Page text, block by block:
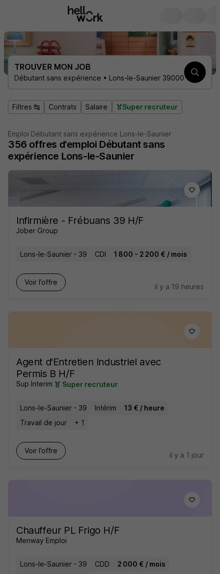
TROUVER MON JOB
Débutant sans expérience • Lons-le-Saunier 39000
Filtres Contrats Salaire Super recruteur
Emploi Débutant sans expérience Lons-le-Saunier
356 offres d'emploi Débutant sans
expérience Lons-le-Saunier
Infirmière - Frébuans 39 H/F
Jober Group
Lons-le-Saunier - 39 CDI 1 800 - 2 200 € / mois
Voir l’offre
il y a 19 heures
Agent d'Entretien Industriel avec
Permis B H/F
Sup Interim Super recruteur
Lons-le-Saunier - 39 Intérim
13 € / heure
Travail de jour
+ 1
Voir l’offre
il y a 1 jour
Chauffeur PL Frigo H/F
Menway Emploi
Lons-le-Saunier - 39 CDD
2 000 € / mois